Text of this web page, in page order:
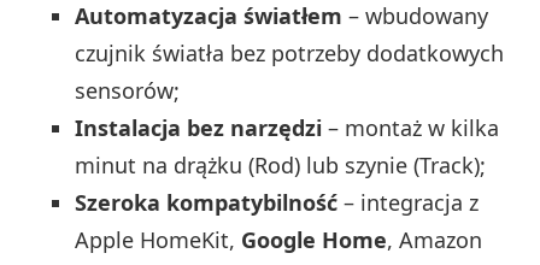
Automatyzacja światłem – wbudowany
czujnik światła bez potrzeby dodatkowych
sensorów;
Instalacja bez narzędzi – montaż w kilka
minut na drążku (Rod) lub szynie (Track);
Szeroka kompatybilność – integracja z
Apple HomeKit, Google Home, Amazon